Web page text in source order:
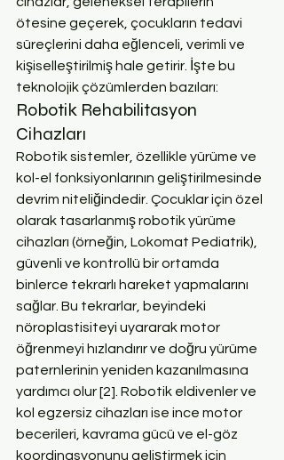
ötesine geçerek, çocukların tedavi
süreçlerini daha eğlenceli, verimli ve
kişiselleştirilmiş hale getirir. İşte bu
teknolojik çözümlerden bazıları:
Robotik Rehabilitasyon
Cihazları
Robotik sistemler, özellikle yürüme ve
kol-el fonksiyonlarının geliştirilmesinde
devrim niteliğindedir. Çocuklar için özel
olarak tasarlanmış robotik yürüme
cihazları (örneğin, Lokomat Pediatrik),
güvenli ve kontrollü bir ortamda
binlerce tekrarlı hareket yapmalarını
sağlar. Bu tekrarlar, beyindeki
nöroplastisiteyi uyararak motor
öğrenmeyi hızlandırır ve doğru yürüme
paternlerinin yeniden kazanılmasına
yardımcı olur [2]. Robotik eldivenler ve
kol egzersiz cihazları ise ince motor
becerileri, kavrama gücü ve el-göz
koordinasyonunu geliştirmek için